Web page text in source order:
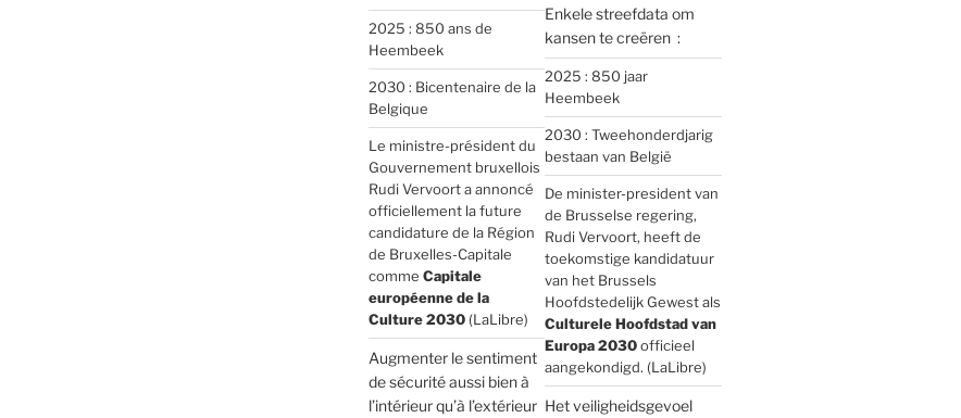
2025 : 850 ans de
Heembeek
2030 : Bicentenaire de la
Belgique
Le ministre-président du
Gouvernement bruxellois
Rudi Vervoort a annoncé
officiellement la future
candidature de la Région
de Bruxelles-Capitale
comme Capitale
européenne de la
Culture 2030(LaLibre)
Augmenter le sentiment
de sécurité aussi bien à
l’intérieur qu’à l’extérieur
Enkele streefdata om
kansen te creëren :
2025 : 850 jaar
Heembeek
2030 : Tweehonderdjarig
bestaan van België
De minister-president van
de Brusselse regering,
Rudi Vervoort, heeft de
toekomstige kandidatuur
van het Brussels
Hoofdstedelijk Gewest als
Culturele Hoofdstad van
Europa 2030officieel
aangekondigd. (LaLibre)
Het veiligheidsgevoel